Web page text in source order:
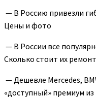
— В Россию привезли
Цены и фото
— В России все
Сколько стоит их ремонт
— Дешевле Mercedes,
«доступный» премиум из